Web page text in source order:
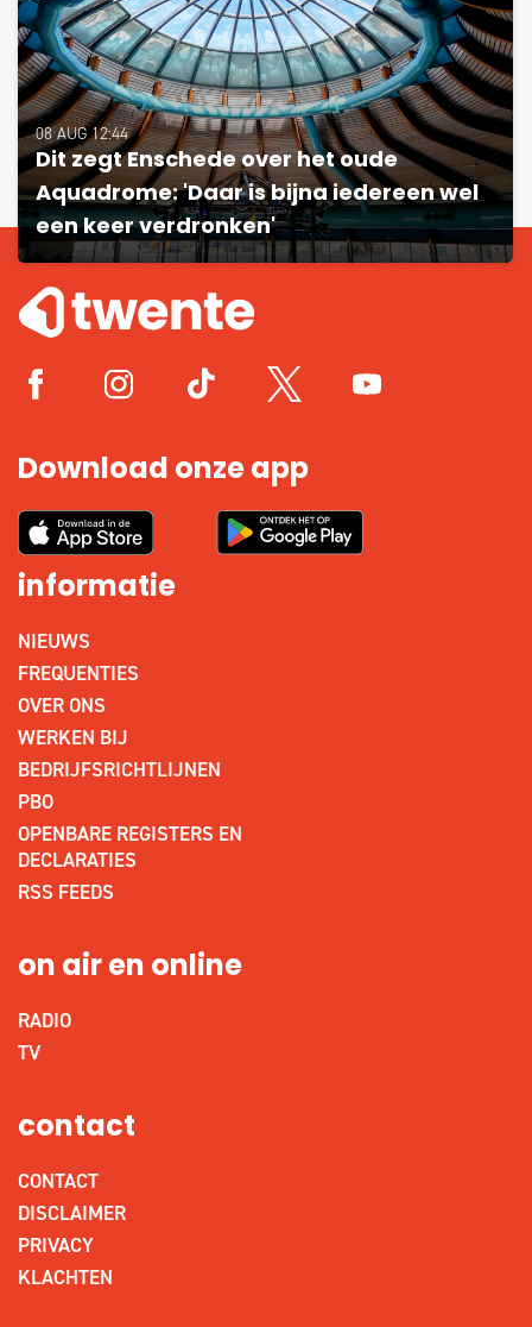
08 AUG 12:44
Dit zegt Enschede over het oude
Aquadrome: 'Daar is bijna iedereen wel
een keer verdronken'
Download onze app
informatie
NIEUWS
FREQUENTIES
OVER ONS
WERKEN BIJ
BEDRIJFSRICHTLIJNEN
PBO
OPENBARE REGISTERS EN
DECLARATIES
RSS FEEDS
on air en online
RADIO
TV
contact
CONTACT
DISCLAIMER
PRIVACY
KLACHTEN